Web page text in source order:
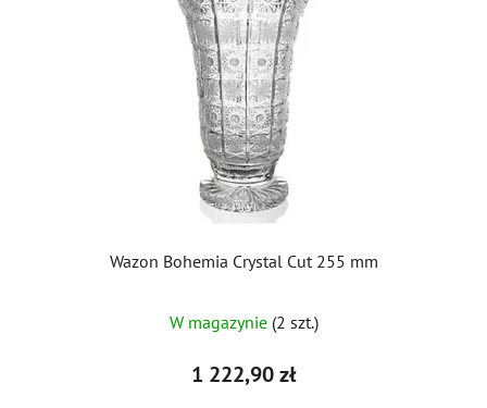
Wazon Bohemia Crystal Cut 255 mm
ocena
produktu
wynosi
W magazynie (2 szt.)
1 222,90 zł